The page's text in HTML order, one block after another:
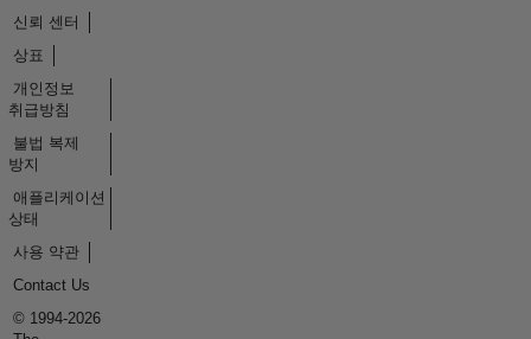
신뢰 센터
상표
개인정보
취급방침
불법 복제
방지
애플리케이션
상태
사용 약관
Contact Us
© 1994-2026